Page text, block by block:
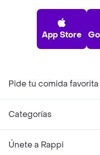
App Store
Pide tu comida
Categorías
Únete a Rappi